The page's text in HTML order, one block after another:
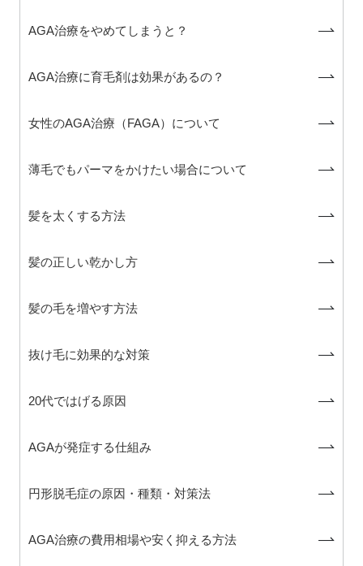
AGA治療をやめてしまうと？
AGA治療に育毛剤は効果があるの？
女性のAGA治療（FAGA）について
薄毛でもパーマをかけたい場合について
髪を太くする方法
髪の正しい乾かし方
髪の毛を増やす方法
抜け毛に効果的な対策
20代ではげる原因
AGAが発症する仕組み
円形脱毛症の原因・種類・対策法
AGA治療の費用相場や安く抑える方法